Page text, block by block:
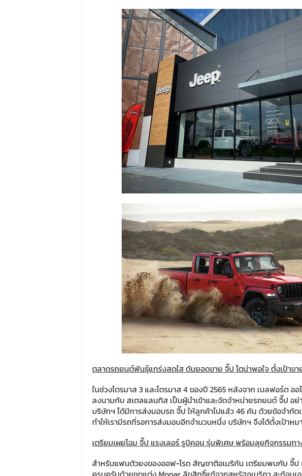
ตลาดรถยนต์พันธุ์แกร่งสดใส ดันยอดขาย จี๊ป โตน่าพอใจ ตั้งเป้าขา
ในช่วงไตรมาส 3 และไตรมาส 4 ของปี 2565 หลังจาก เบลฟอร์ต ออ
ลงนามกับ สเตลแลนทิส เป็นผู้นำเข้าและจัดจำหน่ายรถยนต์ จี๊ป อย่า
บริษัทฯ ได้มีการส่งมอบรถ จี๊ป ให้ลูกค้าไปแล้ว 46 คัน ด้วยข้อจำกั
ทำให้เรามีรถที่รอการส่งมอบอีกจำนวนหนึ่ง บริษัทฯ จึงได้ตั้งเป้าห
เตรียมเผยโฉม จี๊ป แรงเลอร์ รูบิคอน รุ่นพิเศษ พร้อมลุยกิจกรรมท
สำหรับแฟนตัวยงของออฟ-โรด สัญชาติอเมริกัน เตรียมพบกับ จี๊ป